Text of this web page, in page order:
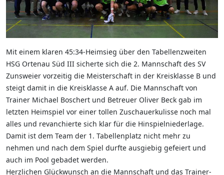
Mit einem klaren 45:34-Heimsieg über den Tabellenzweiten
HSG Ortenau Süd III sicherte sich die 2. Mannschaft des SV
Zunsweier vorzeitig die Meisterschaft in der Kreisklasse B und
steigt damit in die Kreisklasse A auf. Die Mannschaft von
Trainer Michael Boschert und Betreuer Oliver Beck gab im
letzten Heimspiel vor einer tollen Zuschauerkulisse noch mal
alles und revanchierte sich klar für die Hinspielniederlage.
Damit ist dem Team der 1. Tabellenplatz nicht mehr zu
nehmen und nach dem Spiel durfte ausgiebig gefeiert und
auch im Pool gebadet werden.
Herzlichen Glückwunsch an die Mannschaft und das Trainer-